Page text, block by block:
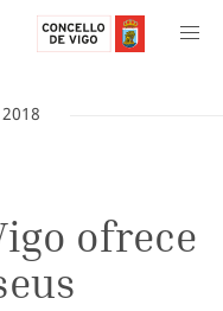
2018
ofrece